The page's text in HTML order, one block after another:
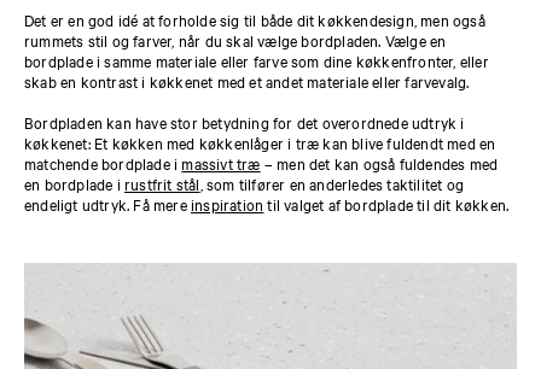
Det er en god idé at forholde sig til både dit køkkendesign, men også
rummets stil og farver, når du skal vælge bordpladen. Vælge en
bordplade i samme materiale eller farve som dine køkkenfronter, eller
skab en kontrast i køkkenet med et andet materiale eller farvevalg.
Bordpladen kan have stor betydning for det overordnede udtryk i
køkkenet: Et køkken med køkkenlåger i træ kan blive fuldendt med en
matchende bordplade i massivt træ – men det kan også fuldendes med
en bordplade i rustfrit stål , som tilfører en anderledes taktilitet og
endeligt udtryk. Få mere inspiration til valget af bordplade til dit køkken.